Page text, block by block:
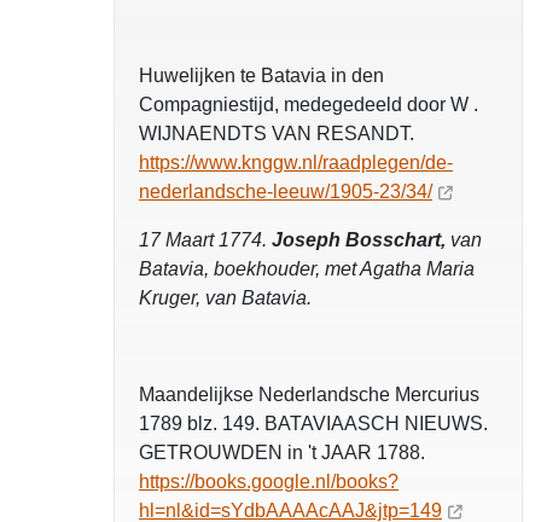
Huwelijken te Batavia in den
Compagniestijd, medegedeeld door W .
WIJNAENDTS VAN RESANDT.
https://www.knggw.nl/raadplegen/de-
nederlandsche-leeuw/1905-23/34/
17 Maart 1774. Joseph Bosschart, van
Batavia, boekhouder, met Agatha Maria
Kruger, van Batavia.
Maandelijkse Nederlandsche Mercurius
1789 blz. 149. BATAVIAASCH NIEUWS.
GETROUWDEN in 't JAAR 1788.
https://books.google.nl/books?
hl=nl&id=sYdbAAAAcAAJ&jtp=149